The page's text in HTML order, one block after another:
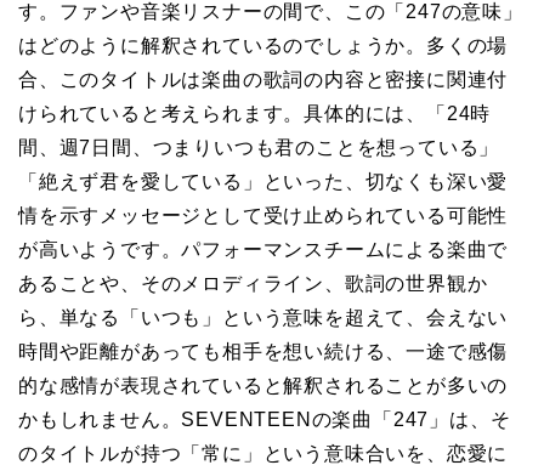
す。ファンや音楽リスナーの間で、この「247の意味」
はどのように解釈されているのでしょうか。多くの場
合、このタイトルは楽曲の歌詞の内容と密接に関連付
けられていると考えられます。具体的には、「24時
間、週7日間、つまりいつも君のことを想っている」
「絶えず君を愛している」といった、切なくも深い愛
情を示すメッセージとして受け止められている可能性
が高いようです。パフォーマンスチームによる楽曲で
あることや、そのメロディライン、歌詞の世界観か
ら、単なる「いつも」という意味を超えて、会えない
時間や距離があっても相手を想い続ける、一途で感傷
的な感情が表現されていると解釈されることが多いの
かもしれません。SEVENTEENの楽曲「247」は、そ
のタイトルが持つ「常に」という意味合いを、恋愛に